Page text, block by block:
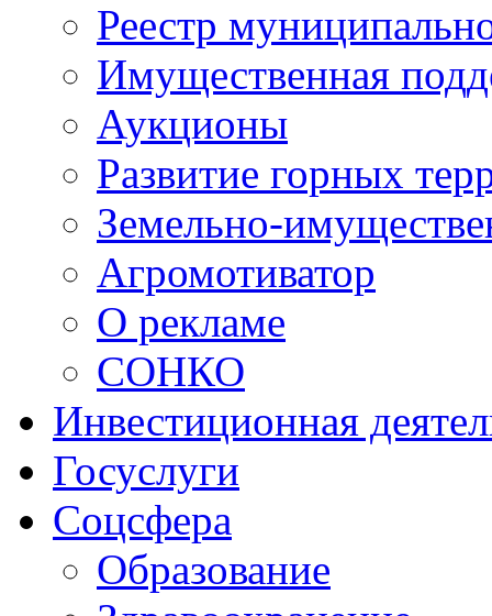
Реестр
Имущественная
Аукционы
Развитие горных
Земельно-
Агромотиватор
О рекламе
СОНКО
Инвестиционная
Госуслуги
Соцсфера
Образование